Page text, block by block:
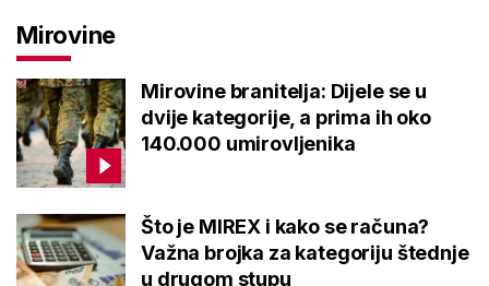
Mirovine
Mirovine branitelja: Dijele se u
dvije kategorije, a prima ih oko
140.000 umirovljenika
Što je MIREX i kako se računa?
Važna brojka za kategoriju štednje
u drugom stupu